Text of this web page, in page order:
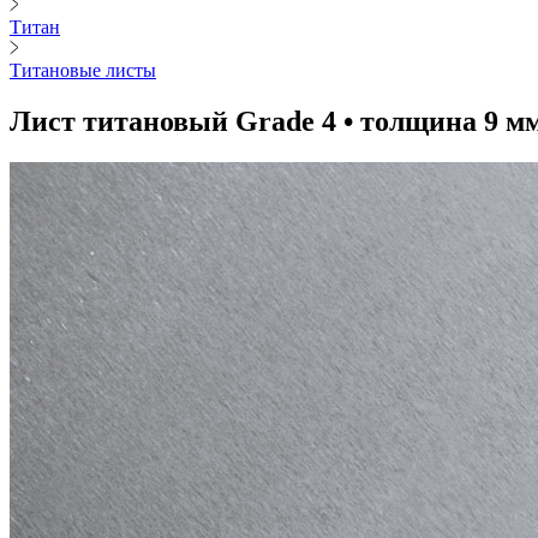
Титан
Титановые листы
Лист титановый Grade 4 • толщина 9